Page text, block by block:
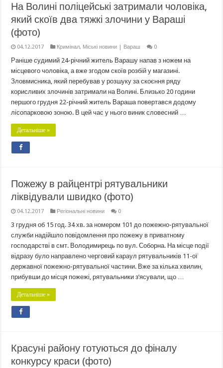
На Волині поліцейські затримали чоловіка,
який скоїв два тяжкі злочини у Вараші
(фото)
04.12.2017 Кримінал, Міські новини | Вараш 0
Раніше судимий 24-річний житель Варашу напав з ножем на
місцевого чоловіка, а вже згодом скоїв розбій у магазині.
Зловмисника, який перебував у розшуку за скоєння ряду
корисливих злочинів затримали на Волині. Близько 20 години
першого грудня 22-річний житель Вараша повертався додому
лісопарковою зоною. В цей час у нього виник словесний …
Детальніше »
Пожежу в райцентрі рятувальники
ліквідували швидко (фото)
04.12.2017 Регіональні новини 0
3 грудня об 15 год. 34 хв. за номером 101 до пожежно-рятувальної
служби надійшло повідомлення про пожежу в приватному
господарстві в смт. Володимирець по вул. Соборна. На місце події
відразу було направлено черговий караул рятувальників 11-ої
державної пожежно-рятувальної частини. Вже за кілька хвилин,
прибувши до місця пожежі, рятувальники з’ясували, що …
Детальніше »
Красуні району готуються до фіналу
конкурсу краси (фото)